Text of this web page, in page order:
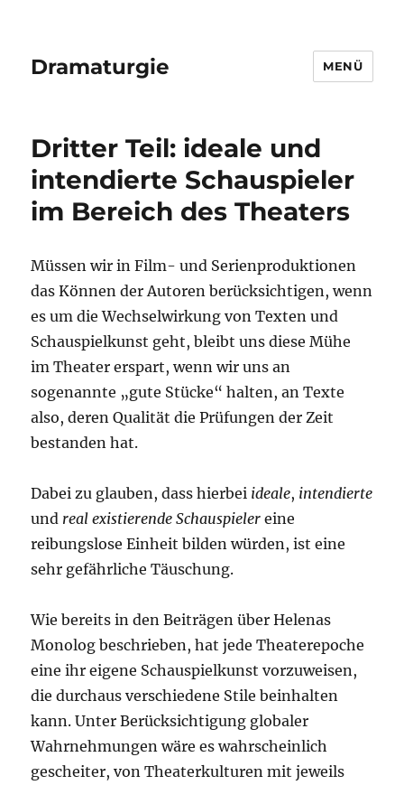
Dramaturgie MENÜ
Dritter Teil: ideale und
intendierte Schauspieler
im Bereich des Theaters
Müssen wir in Film- und Serienproduktionen
das Können der Autoren berücksichtigen, wenn
es um die Wechselwirkung von Texten und
Schauspielkunst geht, bleibt uns diese Mühe
im Theater erspart, wenn wir uns an
sogenannte „gute Stücke“ halten, an Texte
also, deren Qualität die Prüfungen der Zeit
bestanden hat.
Dabei zu glauben, dass hierbei ideale, intendierte
und real existierende Schauspieler eine
reibungslose Einheit bilden würden, ist eine
sehr gefährliche Täuschung.
Wie bereits in den Beiträgen über Helenas
Monolog beschrieben, hat jede Theaterepoche
eine ihr eigene Schauspielkunst vorzuweisen,
die durchaus verschiedene Stile beinhalten
kann. Unter Berücksichtigung globaler
Wahrnehmungen wäre es wahrscheinlich
gescheiter, von Theaterkulturen mit jeweils